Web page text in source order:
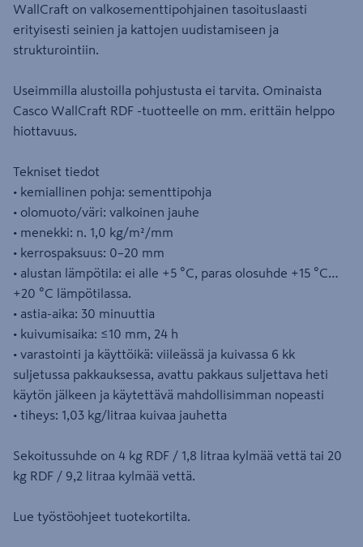
WallCraft on valkosementtipohjainen tasoituslaasti
erityisesti seinien ja kattojen uudistamiseen ja
strukturointiin.
Useimmilla alustoilla pohjustusta ei tarvita. Ominaista
Casco WallCraft RDF -tuotteelle on mm. erittäin helppo
hiottavuus.
Tekniset tiedot
• kemiallinen pohja: sementtipohja
• olomuoto/väri: valkoinen jauhe
• menekki: n. 1,0 kg/m²/mm
• kerrospaksuus: 0–20 mm
• alustan lämpötila: ei alle +5 °C, paras olosuhde +15 °C…
+20 °C lämpötilassa.
• astia-aika: 30 minuuttia
• kuivumisaika: ≤10 mm, 24 h
• varastointi ja käyttöikä: viileässä ja kuivassa 6 kk
suljetussa pakkauksessa, avattu pakkaus suljettava heti
käytön jälkeen ja käytettävä mahdollisimman nopeasti
• tiheys: 1,03 kg/litraa kuivaa jauhetta
Sekoitussuhde on 4 kg RDF / 1,8 litraa kylmää vettä tai 20
kg RDF / 9,2 litraa kylmää vettä.
Lue työstöohjeet tuotekortilta.